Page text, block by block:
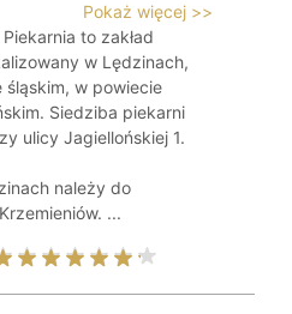
Pokaż więcej >>
to zakład
w Lędzinach,
w powiecie
Siedziba piekarni
ulicy Jagiellońskiej 1.
należy do
...